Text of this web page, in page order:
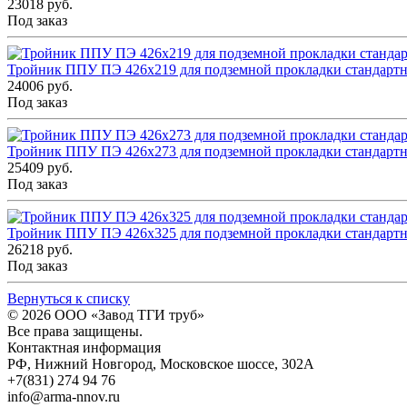
23018 руб.
Под заказ
Тройник ППУ ПЭ 426x219 для подземной прокладки
24006 руб.
Под заказ
Тройник ППУ ПЭ 426x273 для подземной прокладки
25409 руб.
Под заказ
Тройник ППУ ПЭ 426x325 для подземной прокладки
26218 руб.
Под заказ
Вернуться к списку
© 2026 ООО «Завод ТГИ труб»
Все права защищены.
Контактная информация
РФ, Нижний Новгород, Московское шоссе, 302А
+7(831) 274 94 76
info@arma-nnov.ru